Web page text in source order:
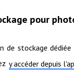
pour
de stockage
y accéder depuis